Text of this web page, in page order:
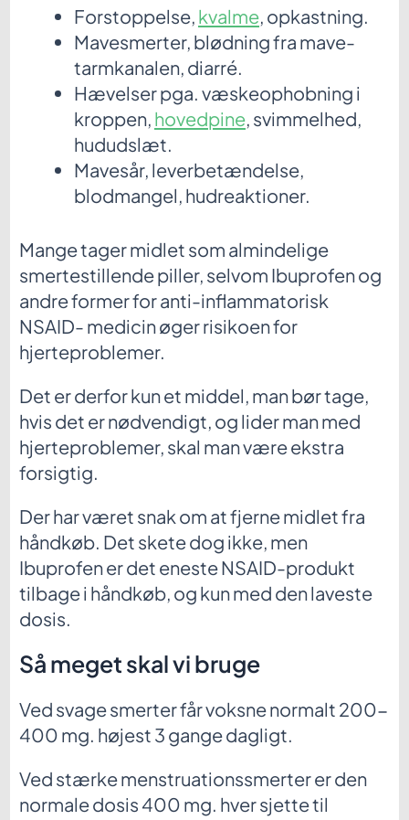
Forstoppelse, kvalme, opkastning.
Mavesmerter, blødning fra mave-
tarmkanalen, diarré.
Hævelser pga. væskeophobning i
kroppen, hovedpine, svimmelhed,
hududslæt.
Mavesår, leverbetændelse,
blodmangel, hudreaktioner.
Mange tager midlet som almindelige
smertestillende piller, selvom Ibuprofen og
andre former for anti-inflammatorisk
NSAID- medicin øger risikoen for
hjerteproblemer.
Det er derfor kun et middel, man bør tage,
hvis det er nødvendigt, og lider man med
hjerteproblemer, skal man være ekstra
forsigtig.
Der har været snak om at fjerne midlet fra
håndkøb. Det skete dog ikke, men
Ibuprofen er det eneste NSAID-produkt
tilbage i håndkøb, og kun med den laveste
dosis.
Så meget skal vi bruge
Ved svage smerter får voksne normalt 200-
400 mg. højest 3 gange dagligt.
Ved stærke menstruationssmerter er den
normale dosis 400 mg. hver sjette til